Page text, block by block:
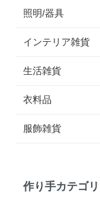
照明/器具
インテリア雑貨
生活雑貨
衣料品
服飾雑貨
作り手カテゴリ